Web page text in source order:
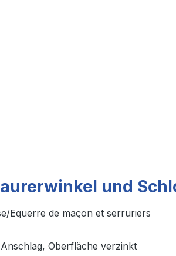
und
Equerre de maçon et serruriers
Oberfläche verzinkt